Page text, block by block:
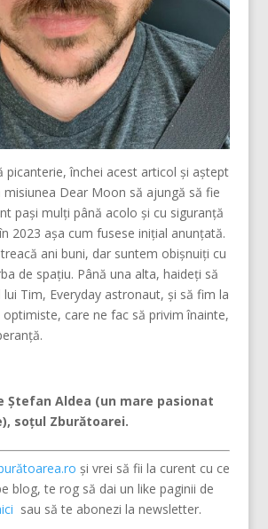
picanterie, închei acest articol și aștept
misiunea Dear Moon să ajungă să fie
pași mulți până acolo și cu siguranță
2023 așa cum fusese inițial anunțată.
ani buni, dar suntem obișnuiți cu
de spațiu. Până una alta, haideți să
Tim, Everyday astronaut, și să fim la
optimiste, care ne fac să privim înainte,
Ștefan Aldea (un mare pasionat
soțul Zburătoarei.
și vrei să fii la curent cu ce
blog, te rog să dai un like paginii de
sau să te abonezi la newsletter.